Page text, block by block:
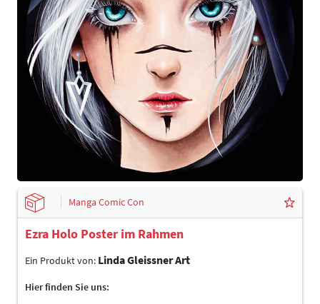
Manga Comic Con
Ezra Holo Poster im Rahmen
Ein Produkt von: Linda Gleissner Art
Hier finden Sie uns: